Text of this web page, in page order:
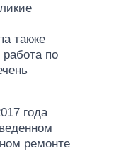
также
по
года
ремонте